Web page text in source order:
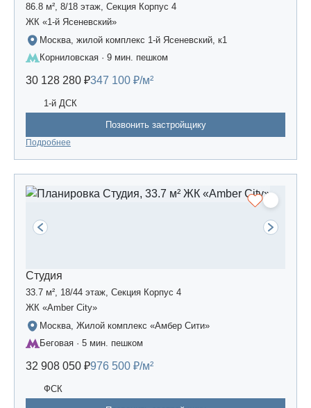
86.8 м², 8/18 этаж, Секция Корпус 4
ЖК «1-й Ясеневский»
Москва, жилой комплекс 1-й Ясеневский, к1
Корниловская · 9 мин. пешком
30 128 280 ₽347 100 ₽/м²
1-й ДСК
Позвонить застройщику
Подробнее
Студия
33.7 м², 18/44 этаж, Секция Корпус 4
ЖК «Amber Сity»
Москва, Жилой комплекс «Амбер Сити»
Беговая · 5 мин. пешком
32 908 050 ₽976 500 ₽/м²
ФСК